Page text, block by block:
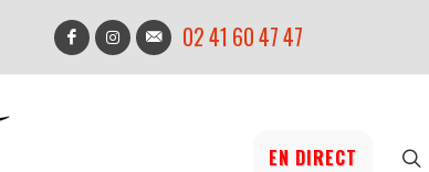
02 41 60 47 47
EN DIRECT